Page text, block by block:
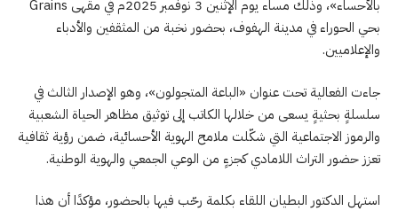
بالأحساء»، وذلك مساء يوم الإثنين 3 نوفمبر 2025م في مقهى Grains
بحي الحوراء في مدينة الهفوف، بحضور نخبة من المثقفين والأدباء
والإعلاميين.
جاءت الفعالية تحت عنوان «الباعة المتجولون»، وهو الإصدار الثالث في
سلسلةٍ بحثيةٍ يسعى من خلالها الكاتب إلى توثيق مظاهر الحياة الشعبية
والرموز الاجتماعية التي شكّلت ملامح الهوية الأحسائية، ضمن رؤية ثقافية
تعزز حضور التراث اللامادي كجزءٍ من الوعي الجمعي والهوية الوطنية.
استهل الدكتور البطيان اللقاء بكلمة رحّب فيها بالحضور، مؤكدًا أن هذا